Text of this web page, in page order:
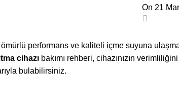
On 21
ömürlü performans ve kaliteli içme suyuna
cihazı bakımı rehberi, cihazınızın
bulabilirsiniz.